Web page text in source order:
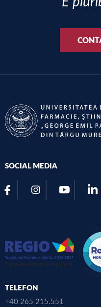
SOCIAL MEDIA
TELEFON
+40 265 215.551